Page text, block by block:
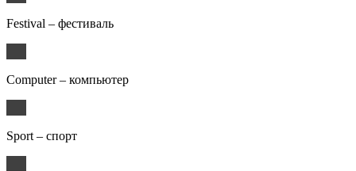
Festival – фестиваль
Computer – компьютер
Sport – спорт